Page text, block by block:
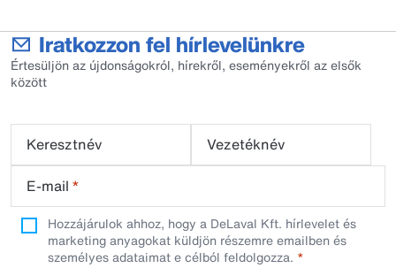
Iratkozzon fel hírlevelünkre
Értesüljön az újdonságokról, hírekről, eseményekről az elsők
között
Keresztnév
Vezetéknév
E-mail *
Hozzájárulok ahhoz, hogy a DeLaval Kft. hírlevelet és
marketing anyagokat küldjön részemre emailben és
személyes adataimat e célból feldolgozza.